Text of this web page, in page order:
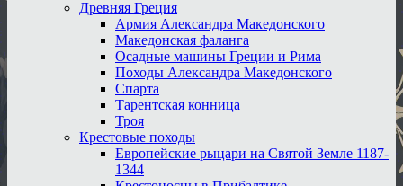
Древняя Греция
Армия Александра Македонского
Македонская фаланга
Осадные машины Греции и Рима
Походы Александра Македонского
Спарта
Тарентская конница
Троя
Крестовые походы
Европейские рыцари на Святой Земле 1187-
1344